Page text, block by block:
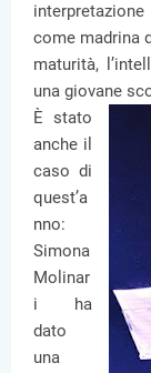
come madrina
maturità,
una giovane
È stato
anche il
caso di
quest’a
nno:
Simona
Molinar
i ha
dato
una